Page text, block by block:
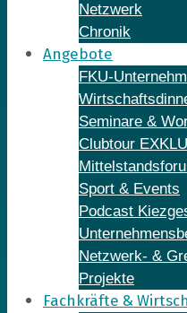
Netzwerk
Chronik
Angebote
FKU-
Seminare &
Clubtour
Sport & Events
Podcast
Netzwerk- &
Projekte
Fachkräfte &